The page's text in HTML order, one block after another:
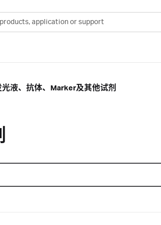
光液、抗体、Marker及其他试剂